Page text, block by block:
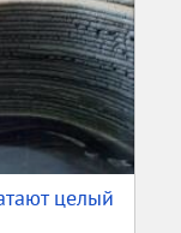
целый